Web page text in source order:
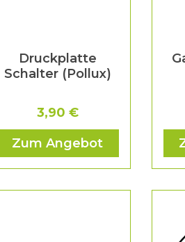
Druckplatte
Schalter (Pollux)
3,90 €
Zum Angebot